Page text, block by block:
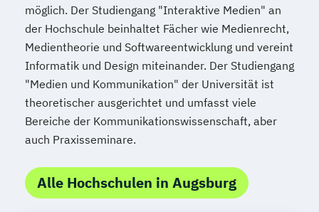
möglich. Der Studiengang "Interaktive Medien" an
der Hochschule beinhaltet Fächer wie Medienrecht,
Medientheorie und Softwareentwicklung und vereint
Informatik und Design miteinander. Der Studiengang
"Medien und Kommunikation" der Universität ist
theoretischer ausgerichtet und umfasst viele
Bereiche der Kommunikationswissenschaft, aber
auch Praxisseminare.
Alle Hochschulen in Augsburg